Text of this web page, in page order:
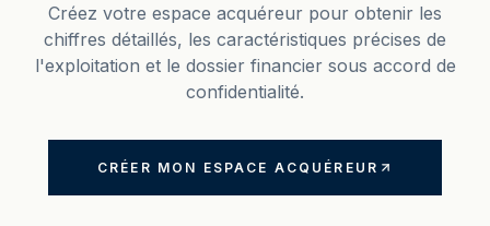
Créez votre espace acquéreur pour obtenir les
chiffres détaillés, les caractéristiques précises de
l'exploitation et le dossier financier sous accord de
confidentialité.
CRÉER MON ESPACE ACQUÉREUR